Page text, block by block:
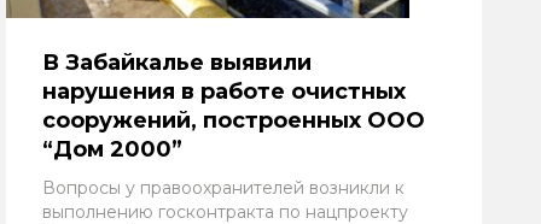
В Забайкалье выявили
нарушения в работе очистных
сооружений, построенных ООО
“Дом 2000”
Вопросы у правоохранителей возникли к
выполнению госконтракта по нацпроекту